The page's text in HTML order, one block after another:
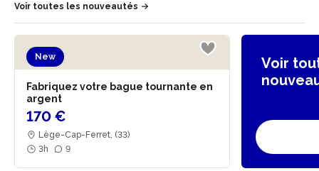
Voir toutes les nouveautés
New
Fabriquez votre bague tournante en
argent
170 €
Lège-Cap-Ferret, (33)
3h
9
Voir